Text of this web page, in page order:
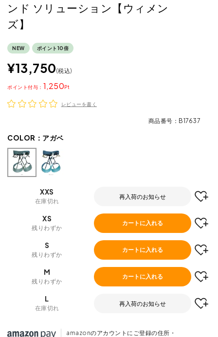
ンド ソリューション【ウィメン
ズ】
NEW ポイント10倍
¥13,750 税込
1,250
ポイント
レビューを書く
商品番号 B17637
COLOR： アガベ
XXS
在庫切れ
再入荷のお知らせ
XS
残りわずか
カートに入れる
S
残りわずか
カートに入れる
M
残りわずか
カートに入れる
L
在庫切れ
再入荷のお知らせ
amazonのアカウントにご登録の住所・